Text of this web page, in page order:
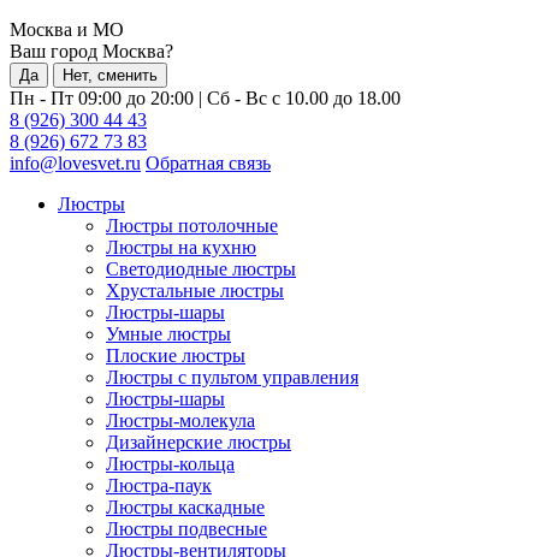
Москва и МО
Ваш город Москва?
Да Нет, сменить
Пн - Пт 09:00 до 20:00 | Сб - Вс с 10.00 до 18.00
8 (926) 300 44 43
8 (926) 672 73 83
info@lovesvet.ru Обратная связь
Люстры
Люстры потолочные
Люстры на кухню
Светодиодные люстры
Хрустальные люстры
Люстры-шары
Умные люстры
Плоские люстры
Люстры с пультом управления
Люстры-шары
Люстры-молекула
Дизайнерские люстры
Люстры-кольца
Люстра-паук
Люстры каскадные
Люстры подвесные
Люстры-вентиляторы